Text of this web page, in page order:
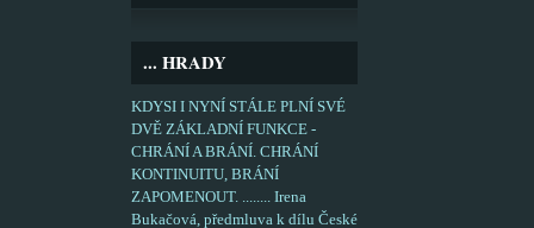
... HRADY
KDYSI I NYNÍ STÁLE PLNÍ SVÉ
DVĚ ZÁKLADNÍ FUNKCE -
CHRÁNÍ A BRÁNÍ. CHRÁNÍ
KONTINUITU, BRÁNÍ
ZAPOMENOUT. ........ Irena
Bukačová, předmluva k dílu České